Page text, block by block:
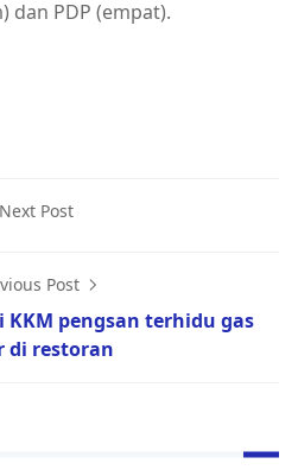
dan PDP (empat).
Next Post
Post
pengsan terhidu gas
di restoran